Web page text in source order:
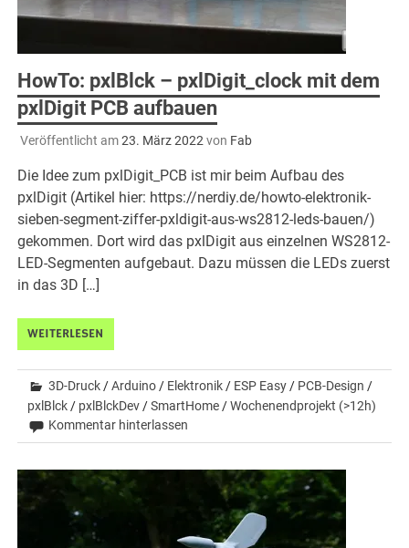
HowTo: pxlBlck – pxlDigit_clock mit dem
pxlDigit PCB aufbauen
Veröffentlicht am23. März 2022 von Fab
Die Idee zum pxlDigit_PCB ist mir beim Aufbau des
pxlDigit (Artikel hier: https://nerdiy.de/howto-elektronik-
sieben-segment-ziffer-pxldigit-aus-ws2812-leds-bauen/)
gekommen. Dort wird das pxlDigit aus einzelnen WS2812-
LED-Segmenten aufgebaut. Dazu müssen die LEDs zuerst
in das 3D […]
WEITERLESEN
3D-Druck /Arduino / Elektronik / ESP Easy / PCB-Design /
pxlBlck / pxlBlckDev /SmartHome /Wochenendprojekt (>12h)
Kommentar hinterlassen